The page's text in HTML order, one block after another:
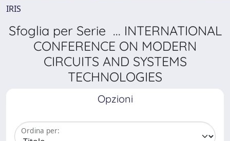
IRIS
Sfoglia per Serie ... INTERNATIONAL
CONFERENCE ON MODERN
CIRCUITS AND SYSTEMS
TECHNOLOGIES
Opzioni
Ordina per: